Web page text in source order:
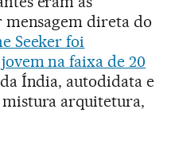
mensagem direta do
Seeker foi
na faixa de 20
Índia, autodidata e
arquitetura,